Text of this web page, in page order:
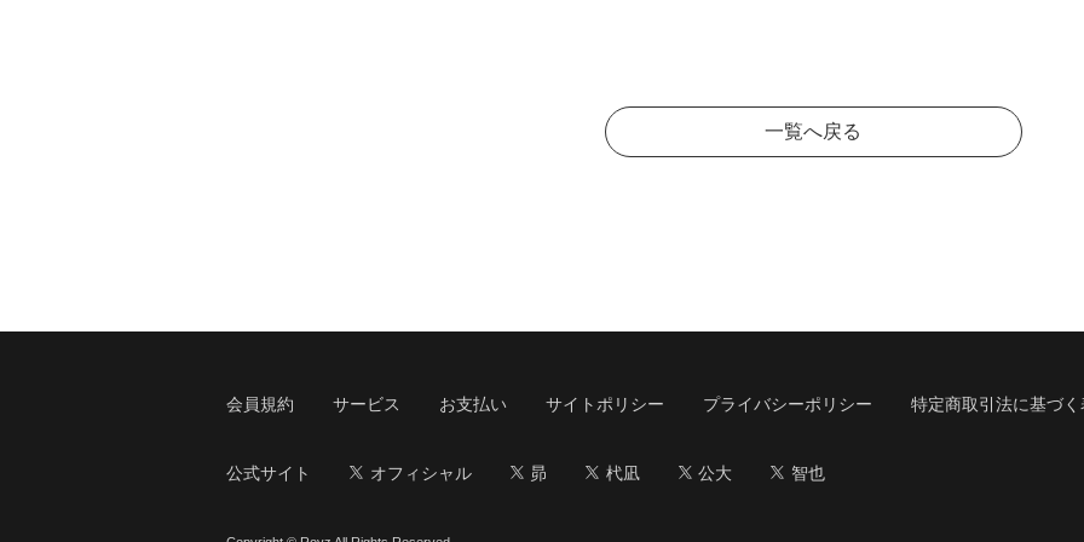
一覧へ戻る
会員規約 サービス お支払い サイトポリシー プライバシーポリシー 特定商取引法に基づく
公式サイト オフィシャル 昴 杙凪 公大 智也